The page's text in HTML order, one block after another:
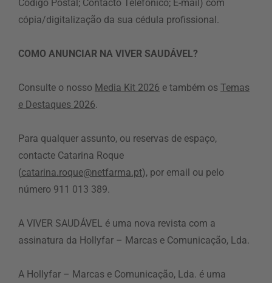
Código Postal; Contacto Telefónico; E-mail) com
cópia/digitalização da sua cédula profissional.
COMO ANUNCIAR NA VIVER SAUDÁVEL?
Consulte o nosso Media Kit 2026 e também os Temas
e Destaques 2026.
Para qualquer assunto, ou reservas de espaço,
contacte Catarina Roque
(catarina.roque@netfarma.pt), por email ou pelo
número 911 013 389.
A VIVER SAUDÁVEL é uma nova revista com a
assinatura da Hollyfar – Marcas e Comunicação, Lda.
A Hollyfar – Marcas e Comunicação, Lda. é uma